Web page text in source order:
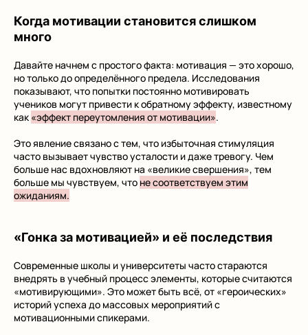
Когда мотивации становится слишком
много
Давайте начнем с простого факта: мотивация — это хорошо,
но только до определённого предела. Исследования
показывают, что попытки постоянно мотивировать
учеников могут привести к обратному эффекту, известному
как «эффект переутомления от мотивации».
Это явление связано с тем, что избыточная стимуляция
часто вызывает чувство усталости и даже тревогу. Чем
больше нас вдохновляют на «великие свершения», тем
больше мы чувствуем, что не соответствуем этим
ожиданиям.
«Гонка за мотивацией» и её последствия
Современные школы и университеты часто стараются
внедрять в учебный процесс элементы, которые считаются
«мотивирующими». Это может быть всё, от «героических»
историй успеха до массовых мероприятий с
мотивационными спикерами.